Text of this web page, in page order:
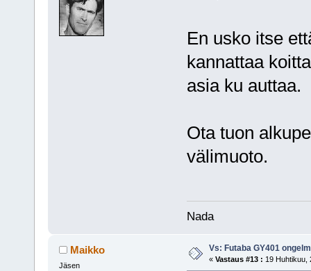
En usko itse
kannattaa
asia ku auttaa.
Ota tuon
välimuoto.
Nada
Maikko
Jäsen
Vs: Futaba GY401
« Vastaus #13 : 19 Huhtikuu,